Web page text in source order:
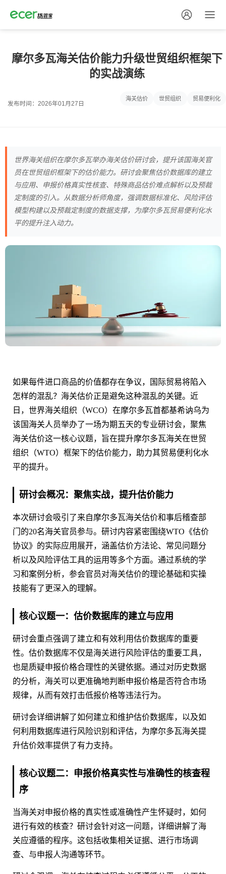
摩尔多瓦海关估价能力升级世贸组织框架下
的实战演练
发布时间：2026年01月27日
海关估价 世贸组织 贸易便利化
世界海关组织在摩尔多瓦举办海关估价研讨会，提升该国海关官
员在世贸组织框架下的估价能力。研讨会聚焦估价数据库的建立
与应用、申报价格真实性核查、特殊商品估价难点解析以及预裁
定制度的引入。从数据分析师角度，强调数据标准化、风险评估
模型构建以及预裁定制度的数据支撑，为摩尔多瓦贸易便利化水
平的提升注入动力。
如果每件进口商品的价值都存在争议，国际贸易将陷入
怎样的混乱？海关估价正是避免这种混乱的关键。近
日，世界海关组织（WCO）在摩尔多瓦首都基希讷乌为
该国海关人员举办了一场为期五天的专业研讨会，聚焦
海关估价这一核心议题，旨在提升摩尔多瓦海关在世贸
组织（WTO）框架下的估价能力，助力其贸易便利化水
平的提升。
研讨会概况：聚焦实战，提升估价能力
本次研讨会吸引了来自摩尔多瓦海关估价和事后稽查部
门的20名海关官员参与。研讨内容紧密围绕WTO《估价
协议》的实际应用展开，涵盖估价方法论、常见问题分
析以及风险评估工具的运用等多个方面。通过系统的学
习和案例分析，参会官员对海关估价的理论基础和实操
技能有了更深入的理解。
核心议题一：估价数据库的建立与应用
研讨会重点强调了建立和有效利用估价数据库的重要
性。估价数据库不仅是海关进行风险评估的重要工具，
也是质疑申报价格合理性的关键依据。通过对历史数据
的分析，海关可以更准确地判断申报价格是否符合市场
规律，从而有效打击低报价格等违法行为。
研讨会详细讲解了如何建立和维护估价数据库，以及如
何利用数据库进行风险识别和评估，为摩尔多瓦海关提
升估价效率提供了有力支持。
核心议题二：申报价格真实性与准确性的核查程
序
当海关对申报价格的真实性或准确性产生怀疑时，如何
进行有效的核查？研讨会针对这一问题，详细讲解了海
关应遵循的程序。这包括收集相关证据、进行市场调
查、与申报人沟通等环节。